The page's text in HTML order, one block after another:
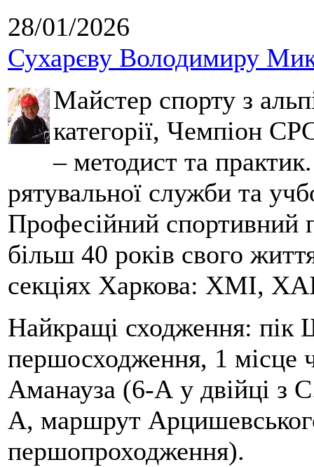
28/01/2026
Сухарєву Володимиру
Майстер спорту з
категорії, Чемпіон
– методист та
рятувальної служби та
Професійний спортивний
більш 40 років свого
секціях Харкова: ХМІ,
Найкращі сходження: пік
першосходження, 1 місце
Аманауза (6-А у двійці з
А, маршрут
першопроходження).